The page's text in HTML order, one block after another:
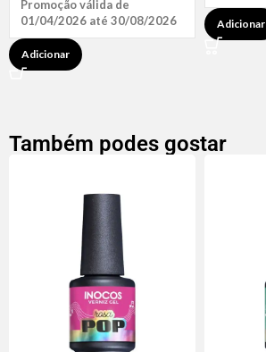
Promoção válida de
01/04/2026 até 30/08/2026
Adicionar
Adicionar
Também podes gostar